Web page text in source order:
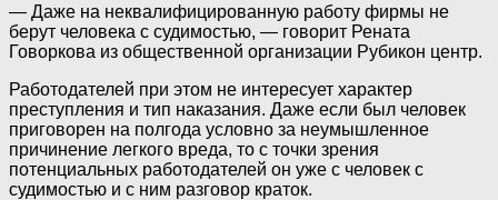
— Даже на неквалифицированную работу фирмы не
берут человека с судимостью, — говорит Рената
Говоркова из общественной организации Рубикон центр.
Работодателей при этом не интересует характер
преступления и тип наказания. Даже если был человек
приговорен на полгода условно за неумышленное
причинение легкого вреда, то с точки зрения
потенциальных работодателей он уже с человек с
судимостью и с ним разговор краток.